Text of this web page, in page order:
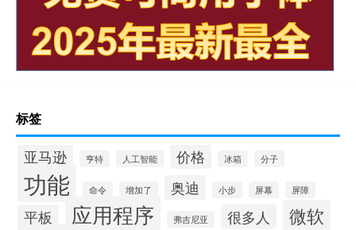
标签
亚马逊 亨特 人工智能 价格 冰箱 分子
功能 命令 增加了 奥迪 小步 屏幕 屏障
平板 应用程序 弗吉尼亚 很多人 微软